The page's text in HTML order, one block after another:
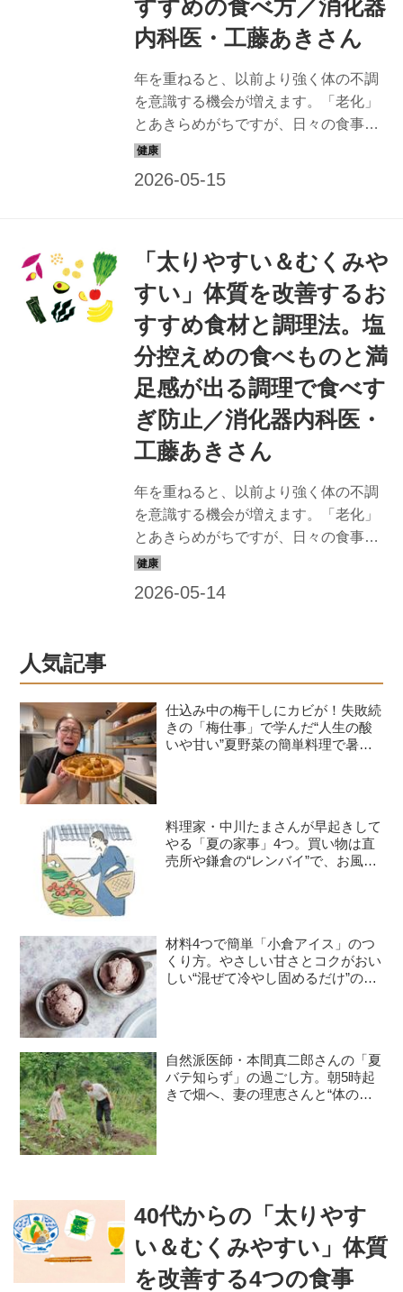
すすめの食べ方／消化器
内科医・工藤あきさん
年を重ねると、以前より強く体の不調
を意識する機会が増えます。「老化」
とあきらめがちですが、日々の食事で
改善できるかもしれません。消化器内
年6月号掲載）
「太りやすい＆むくみや
すい」体質を改善するお
すすめ食材と調理法。塩
分控えめの食べものと満
足感が出る調理で食べす
ぎ防止／消化器内科医・
工藤あきさん
年を重ねると、以前より強く体の不調
を意識する機会が増えます。「老化」
とあきらめがちですが、日々の食事で
改善できるかもしれません。消化器内
人気記事
仕込み中の梅干しにカビが！失敗続
きの「梅仕事」で学んだ“人生の酸
いや甘い”夏野菜の簡単料理で暑さ
料理家・中川たまさんが早起きして
やる「夏の家事」4つ。買い物は直
売所や鎌倉の“レンバイ”で、お風呂
材料4つで簡単「小倉アイス」のつ
くり方。やさしい甘さとコクがおい
しい“混ぜて冷やし固めるだけ”のひ
自然派医師・本間真二郎さんの「夏
バテ知らず」の過ごし方。朝5時起
きで畑へ、妻の理恵さんと“体の
40代からの「太りやす
い＆むくみやすい」体質
を改善する4つの食事